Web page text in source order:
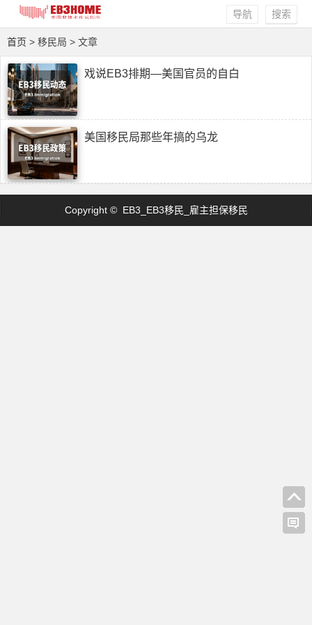
搜索
导航
首页 > 移民局 > 文章
戏说EB3排期—美国官员的自白
美国移民局那些年搞的乌龙
Copyright © EB3_EB3移民_雇主担保移民